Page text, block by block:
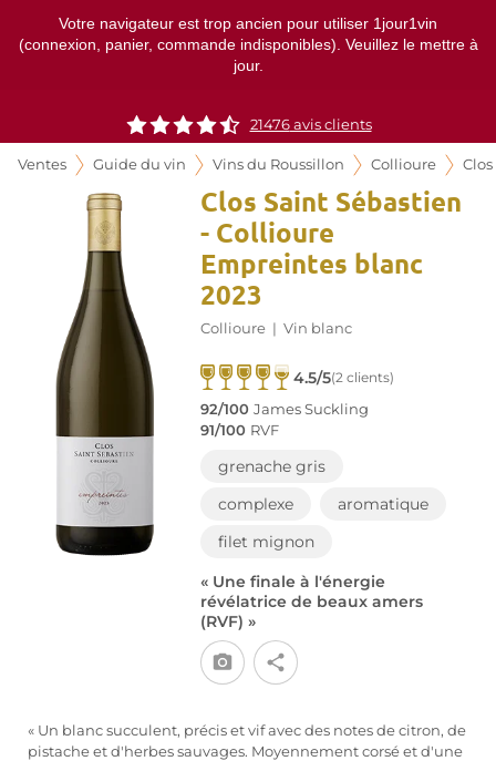
Votre navigateur est trop ancien pour utiliser 1jour1vin
(connexion, panier, commande indisponibles). Veuillez le mettre à
jour.
21476avis clients
Ventes Guide du vin Vins du Roussillon Collioure
Clos Saint Sébastien
- Collioure
Empreintes blanc
2023
Collioure | Vin blanc
4.5/5(2 clients)
92/100 James Suckling
91/100 RVF
grenache gris
complexe
aromatique
filet mignon
« Une finale à l'énergie
révélatrice de beaux amers
(RVF) »
« Un blanc succulent, précis et vif avec des notes de citron, de
pistache et d'herbes sauvages. Moyennement corsé et d'une